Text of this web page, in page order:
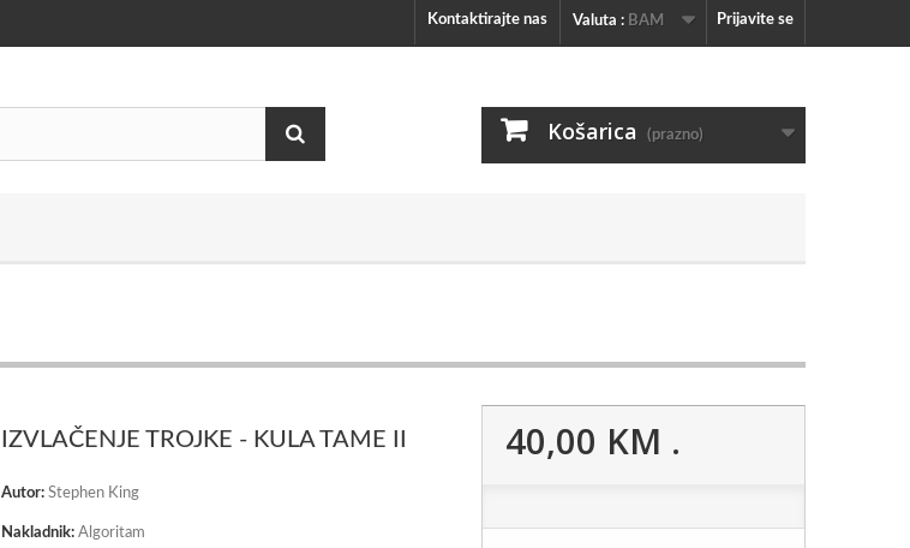
Prijavite se
Valuta : BAM
Kontaktirajte nas
Košarica (prazno)
IZVLAČENJE TROJKE - KULA TAME II
Autor: Stephen King
Nakladnik: Algoritam
40,00 KM .